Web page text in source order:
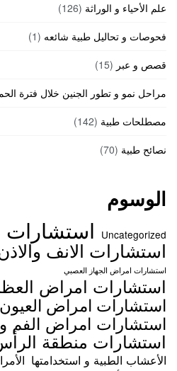
علم الأحياء و الوراثة (126)
فحوصات و تحاليل طبية شائعه (1)
قصص و عبر (15)
مراحل نمو و تطور الجنين خلال فترة
مصطلحات طبية (142)
نصائح طبية (70)
الوسوم
Uncategorized استشارات
استشارات الانف
استشارات امراض الجهاز العصبي
استشارات امراض
استشارات امراض العيون
استشارات امراض الفم
استشارات منطقة
الأعشاب الطبية و استخدامتها